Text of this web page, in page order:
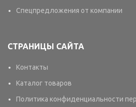
Спецпредложения от компании
СТРАНИЦЫ САЙТА
Контакты
Каталог товаров
Политика конфиденциальности